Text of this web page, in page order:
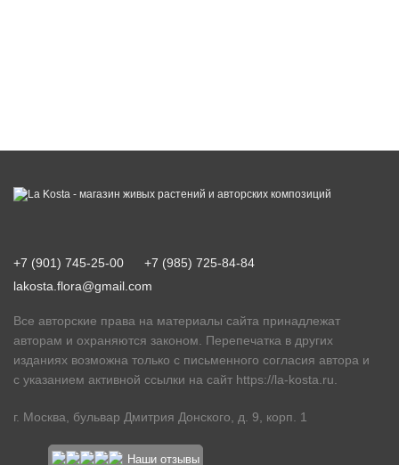
+7 (901) 745-25-00
+7 (985) 725-84-84
lakosta.flora@gmail.com
Все авторские права на материалы сайта принадлежат
авторам и охраняются законом. Перепечатка в других
изданиях возможна только с письменного согласия автора и
с указанием активной ссылки на сайт https://la-kosta.ru
г. Москва, бульвар Дмитрия Донского, д. 9, корп. 1
Наши отзывы